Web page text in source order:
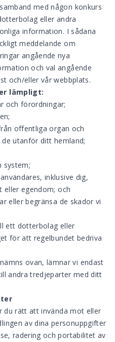
med någon konkurs
eller andra
information. I sådana
meddelande om
angående nya
och val angående
och/eller vår webbplats.
lämpligt:
och förordningar;
offentliga organ och
utanför ditt hemland;
system;
inklusive dig,
egendom; och
eller begränsa de skador vi
ett dotterbolag eller
för att regelbundet bedriva
ovan, lämnar vi endast
andra tredjeparter med ditt
du rätt att invända mot eller
av dina personuppgifter
radering och portabilitet av